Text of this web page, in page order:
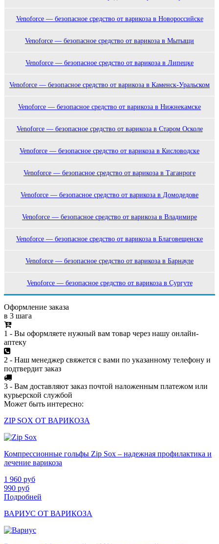
Venoforce — безопасное средство от варикоза в Новороссийске
Venoforce — безопасное средство от варикоза в Мытыщи
Venoforce — безопасное средство от варикоза в Липецке
Venoforce — безопасное средство от варикоза в Каменск-Уральском
Venoforce — безопасное средство от варикоза в Нижнекамске
Venoforce — безопасное средство от варикоза в Старом Осколе
Venoforce — безопасное средство от варикоза в Кисловодске
Venoforce — безопасное средство от варикоза в Таганроге
Venoforce — безопасное средство от варикоза в Домодедове
Venoforce — безопасное средство от варикоза в Владимире
Venoforce — безопасное средство от варикоза в Благовещенске
Venoforce — безопасное средство от варикоза в Барнауле
Venoforce — безопасное средство от варикоза в Сургуте
Оформление заказа
в 3 шага
1 - Вы оформляете нужный вам товар через нашу онлайн-
аптеку
2 - Наш менеджер свяжется с вами по указанному телефону и
подтвердит заказ
3 - Вам доставляют заказ почтой наложенным платежом или
курьерской службой
Может быть интересно:
ZIP SOX ОТ ВАРИКОЗА
Компрессионные гольфы Zip Sox – надежная профилактика и
лечение варикоза
1 960 руб
990 руб
Подробней
ВАРИУС ОТ ВАРИКОЗА